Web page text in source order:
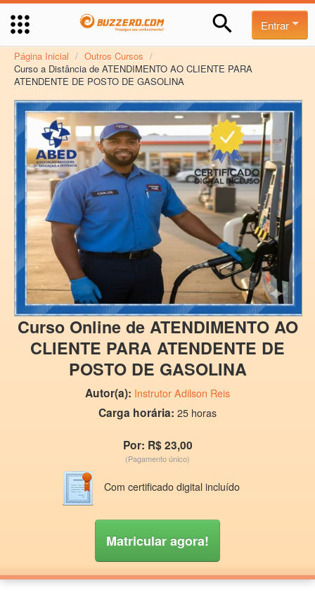
Entrar
Página Inicial / Outros Cursos /
Curso a Distância de ATENDIMENTO AO CLIENTE PARA
ATENDENTE DE POSTO DE GASOLINA
Curso Online de ATENDIMENTO AO
CLIENTE PARA ATENDENTE DE
POSTO DE GASOLINA
Autor(a): Instrutor Adilson Reis
Carga horária: 25 horas
Por: R$ 23,00
(Pagamento único)
Com certificado digital incluído
Matricular agora!